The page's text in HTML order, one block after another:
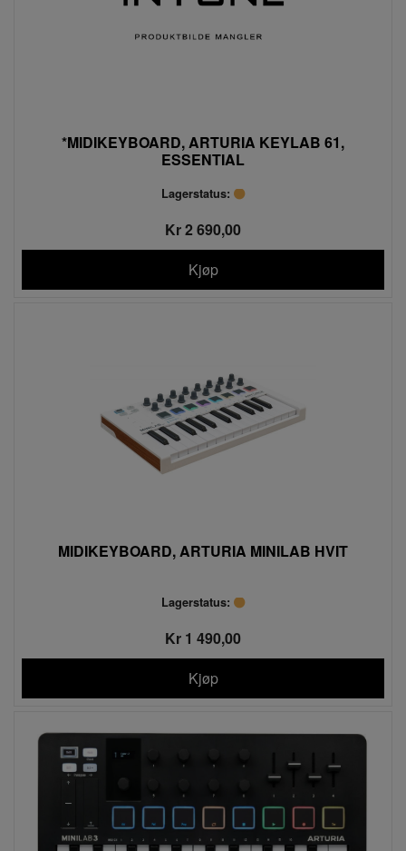
*MIDIKEYBOARD, ARTURIA KEYLAB 61,
ESSENTIAL
Lagerstatus:
Kr 2 690,00
Kjøp
MIDIKEYBOARD, ARTURIA MINILAB HVIT
Lagerstatus:
Kr 1 490,00
Kjøp